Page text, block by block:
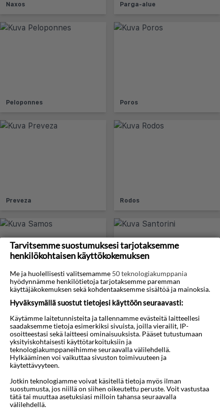
Naxos Parga-alue
Peloponnes Poros
Preveza Rodos
Samos Santorini
Skiatos Skyros
Tarvitsemme suostumuksesi tarjotaksemme
henkilökohtaisen käyttökokemuksen
Me ja huolellisesti valitsemamme 50 teknologiakumppania
hyödynnämme henkilötietoja tarjotaksemme paremman
käyttäjäkokemuksen sekä kohdentaaksemme sisältöä ja mainoksia.
Hyväksymällä suostut tietojesi käyttöön seuraavasti:
Käytämme laitetunnisteita ja tallennamme evästeitä laitteellesi
saadaksemme tietoja esimerkiksi sivuista, joilla vierailit, IP-
osoitteestasi sekä laitteesi ominaisuuksista. Pääset tutustumaan
yksityiskohtaisesti käyttötarkoituksiin ja
teknologiakumppaneihimme seuraavalla välilehdellä.
Hylkääminen voi vaikuttaa sivuston toimivuuteen ja
käytettävyyteen.
Jotkin teknologiamme voivat käsitellä tietoja myös ilman
suostumusta, jos niillä on siihen oikeutettu peruste. Voit vastustaa
tätä tai muuttaa asetuksiasi milloin tahansa seuraavalla
välilehdellä.